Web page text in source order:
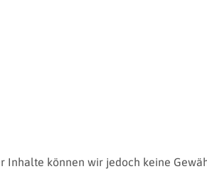
Inhalte können wir jedoch keine